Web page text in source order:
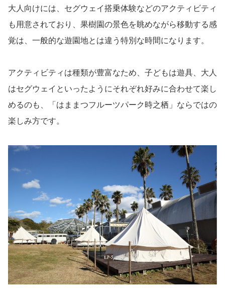
大人向けには、セグウェイ搭乗体験などのアクティビティ
も用意されており、果樹園の景色を眺めながら移動する感
覚は、一般的な遊園地とは違う特別な時間になります。
アクティビティは種類が豊富なため、子どもは遊具、大人
はセグウェイといったようにそれぞれ好みに合わせて楽し
めるのも、「はままつフルーツパーク時之栖」ならではの
楽しみ方です。